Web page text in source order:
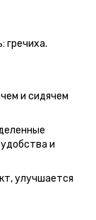
гречиха.
и сидячем
и
улучшается